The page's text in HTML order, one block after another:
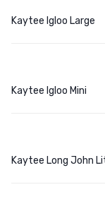
Kaytee Igloo Large
Kaytee Igloo Mini
Kaytee Long John